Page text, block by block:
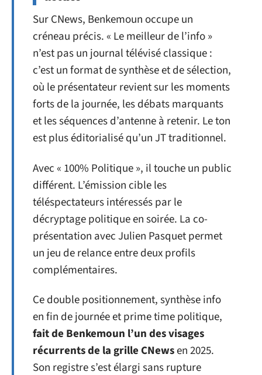
Sur CNews, Benkemoun occupe un
créneau précis. « Le meilleur de l’info »
n’est pas un journal télévisé classique :
c’est un format de synthèse et de sélection,
où le présentateur revient sur les moments
forts de la journée, les débats marquants
et les séquences d’antenne à retenir. Le ton
est plus éditorialisé qu’un JT traditionnel.
Avec « 100% Politique », il touche un public
différent. L’émission cible les
téléspectateurs intéressés par le
décryptage politique en soirée. La co-
présentation avec Julien Pasquet permet
un jeu de relance entre deux profils
complémentaires.
Ce double positionnement, synthèse info
en fin de journée et prime time politique,
fait de Benkemoun l’un des visages
récurrents de la grille CNewsen 2025.
Son registre s’est élargi sans rupture